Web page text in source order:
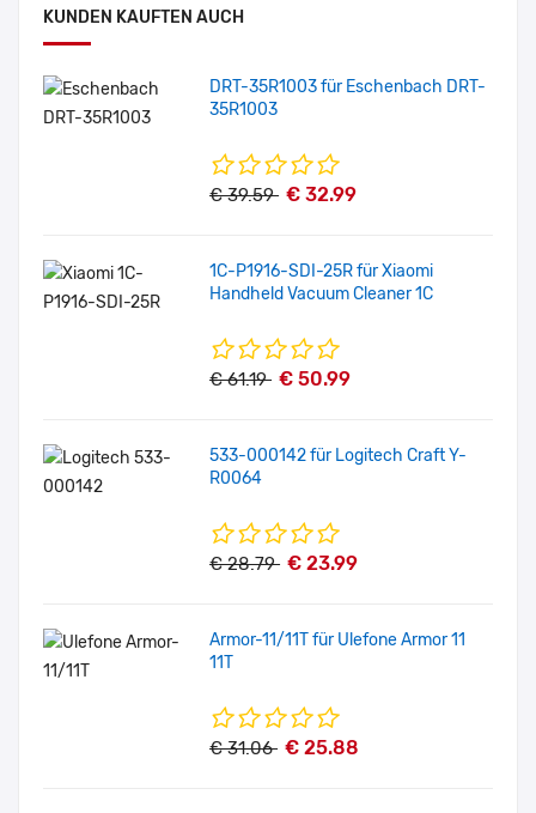
KUNDEN KAUFTEN AUCH
DRT-35R1003 für Eschenbach DRT-
35R1003
€ 39.59 € 32.99
1C-P1916-SDI-25R für Xiaomi
Handheld Vacuum Cleaner 1C
€ 61.19 € 50.99
533-000142 für Logitech Craft Y-
R0064
€ 28.79 € 23.99
Armor-11/11T für Ulefone Armor 11
11T
€ 31.06 € 25.88